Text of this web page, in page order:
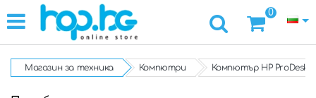
0
Магазин за техника Компютри Компютър HP ProDesk